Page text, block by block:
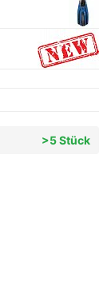
>5 Stück